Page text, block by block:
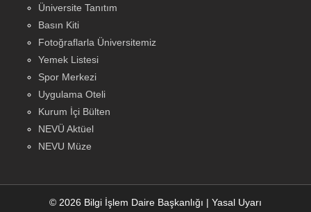
Üniversite Tanıtım
Basın Kiti
Fotoğraflarla Üniversitemiz
Yemek Listesi
Spor Merkezi
Uygulama Oteli
Kurum İçi Bülten
NEVÜ Aktüel
NEVU Müze
© 2026 Bilgi İşlem Daire Başkanlığı | Yasal Uyarı